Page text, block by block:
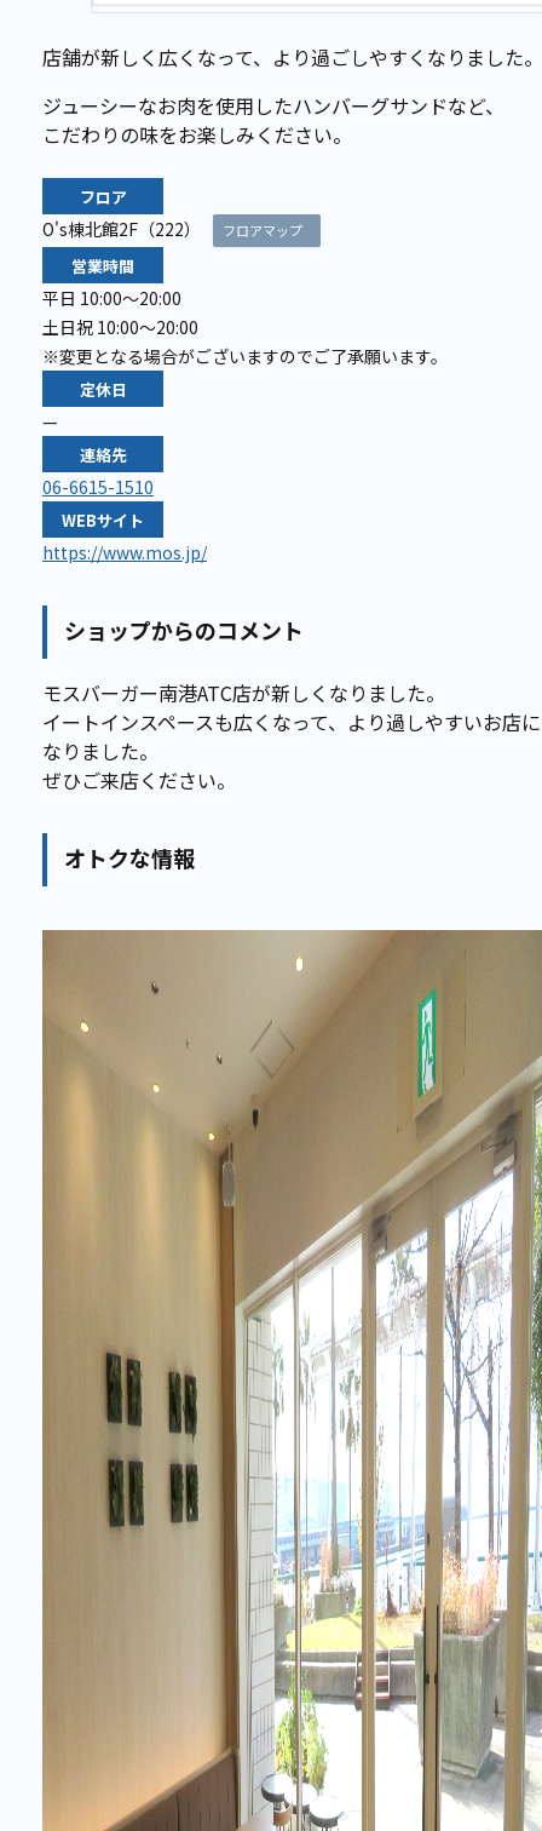
店舗が新しく広くなって、より過ごしやすくなりました。
ジューシーなお肉を使用したハンバーグサンドなど、
こだわりの味をお楽しみください。
フロア
O's棟北館2F（222） フロアマップ
営業時間
平日 10:00～20:00
土日祝 10:00～20:00
※変更となる場合がございますのでご了承願います。
定休日
—
連絡先
06-6615-1510
WEBサイト
https://www.mos.jp/
ショップからのコメント
モスバーガー南港ATC店が新しくなりました。
イートインスペースも広くなって、より過しやすいお店に
なりました。
ぜひご来店ください。
オトクな情報